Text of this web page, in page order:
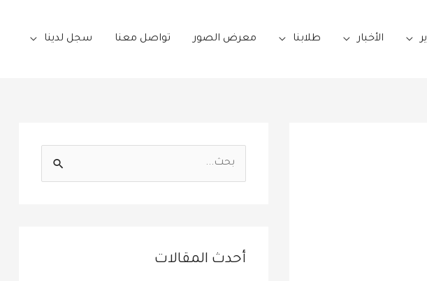
الأخبار طلابنا معرض الصور تواصل معنا سجل لدينا
ث
أحدث المقالات